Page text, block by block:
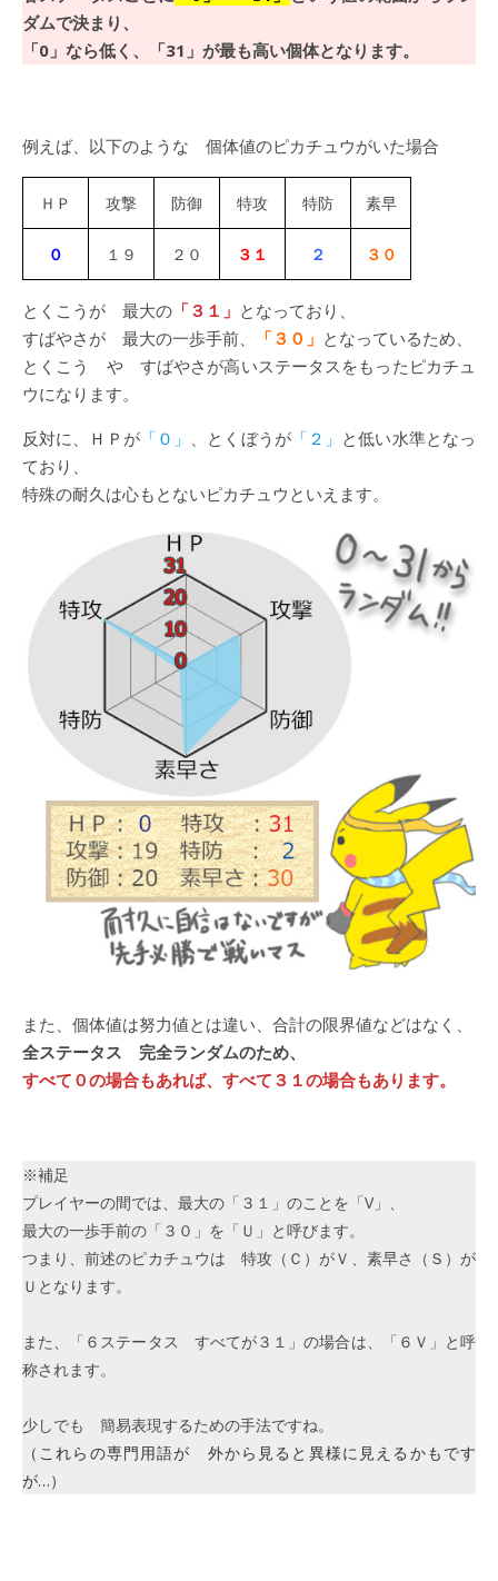
ダムで決まり、
「0」なら低く、「31」が最も高い個体となります。
例えば、以下のような 個体値のピカチュウがいた場合
ＨＰ 攻撃 防御 特攻 特防 素早
０ １９ ２０ ３１ ２ ３０
とくこうが 最大の 「３１」 となっており、
すばやさが 最大の一歩手前、
「３０」 となっているため、
とくこう や すばやさが高いステータスをもったピカチュ
ウになります。
反対に、ＨＰが「０」 、とくぼうが「２」 と低い水準となっ
ており、
特殊の耐久は心もとないピカチュウといえます。
また、個体値は努力値とは違い、合計の限界値などはなく、
全ステータス 完全ランダムのため、
すべて０の場合もあれば、すべて３１の場合もあります。
※補足
プレイヤーの間では、最大の「３１」のことを「V」、
最大の一歩手前の「３０」を「Ｕ」と呼びます。
つまり、前述のピカチュウは 特攻（Ｃ）がＶ、素早さ（Ｓ）が
Ｕとなります。
また、「６ステータス すべてが３１」の場合は、「６Ｖ」と呼
称されます。
少しでも 簡易表現するための手法ですね。
（これらの専門用語が 外から見ると異様に見えるかもです
が…）